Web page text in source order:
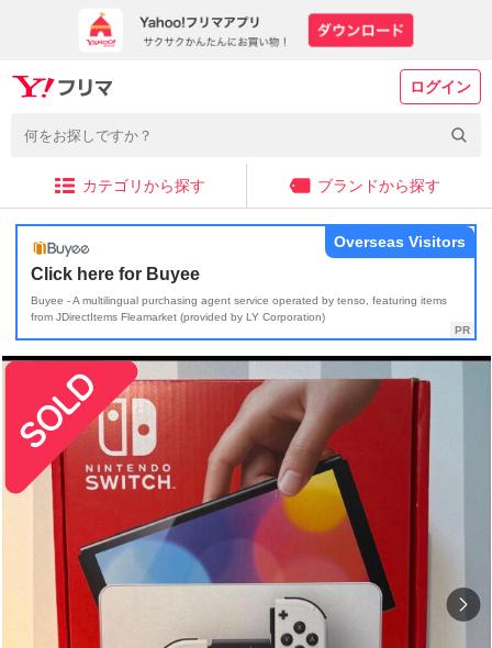
ログイン
カテゴリから探す ブランドから探す
Click here for Buyee
Buyee - A multilingual purchasing agent service operated by tenso, featuring items
from JDirectItems Fleamarket (provided by LY Corporation)
Overseas Visitors